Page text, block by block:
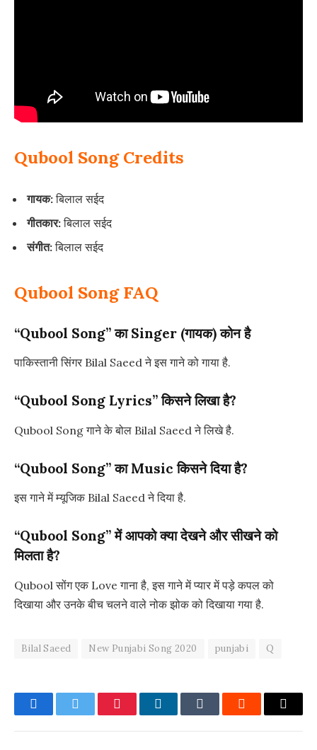
Qubool Song Credits
गायक:बिलाल सईद
गीतकार:बिलाल सईद
संगीत:बिलाल सईद
Qubool Song FAQ
“Qubool Song” का Singer (गायक) कोन है
पाकिस्तानी सिंगर Bilal Saeed ने इस गाने को गाया है.
“Qubool Song Lyrics” किसने लिखा है?
Qubool Song गाने के बोल Bilal Saeed ने लिखे है.
“Qubool Song” का Music किसने दिया है?
इस गाने में म्यूजिक Bilal Saeed ने दिया है.
“Qubool Song” में आपको क्या देखने और सीखने को
मिलता है?
Qubool सोंग एक Love गाना है, इस गाने में प्यार में पड़े कपल को
दिखाया और उनके बीच चलने वाले नोक झोक को दिखाया गया है.
Bilal Saeed New Punjabi Song 2020 punjabi Q
FacebookTwitter PinterestLinkedInTumblr Reddit Email